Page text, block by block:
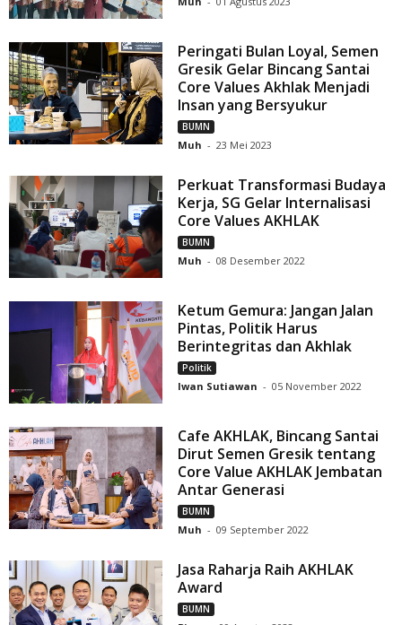
Peringati Bulan Loyal, Semen
Gresik Gelar Bincang Santai
Core Values Akhlak Menjadi
Insan yang Bersyukur
BUMN
Muh - 23 Mei 2023
Perkuat Transformasi Budaya
Kerja, SG Gelar Internalisasi
Core Values AKHLAK
BUMN
Muh - 08 Desember 2022
Ketum Gemura: Jangan Jalan
Pintas, Politik Harus
Berintegritas dan Akhlak
Politik
Iwan Sutiawan - 05 November 2022
Cafe AKHLAK, Bincang Santai
Dirut Semen Gresik tentang
Core Value AKHLAK Jembatan
Antar Generasi
BUMN
Muh - 09 September 2022
Jasa Raharja Raih AKHLAK
Award
BUMN